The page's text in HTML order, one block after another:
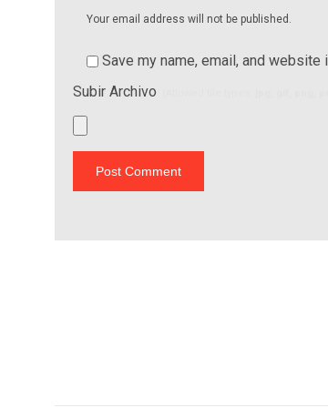
Your email address will not be published.
Save my name, email, and
Subir Archivo